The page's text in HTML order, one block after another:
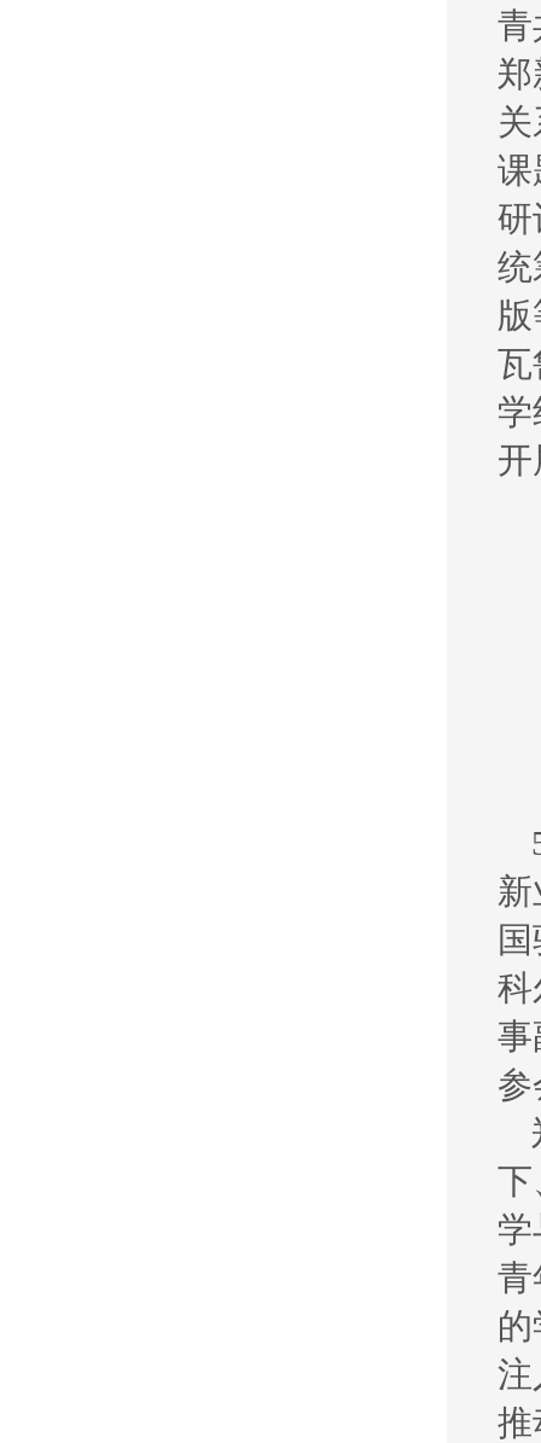
青
课
研
统
瓦
科
事
参
下
青
注
推